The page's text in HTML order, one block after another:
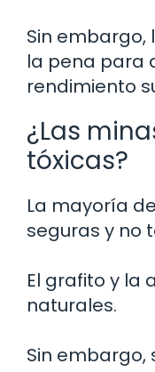
Sin embargo,
la pena para
rendimiento
¿Las
tóxicas?
La mayoría
seguras y no
El grafito y la
naturales.
Sin embargo,